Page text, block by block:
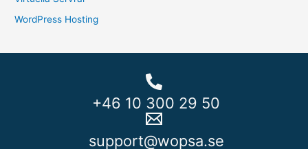
WordPress Hosting
+46 10 300 29 50
support@wopsa.se